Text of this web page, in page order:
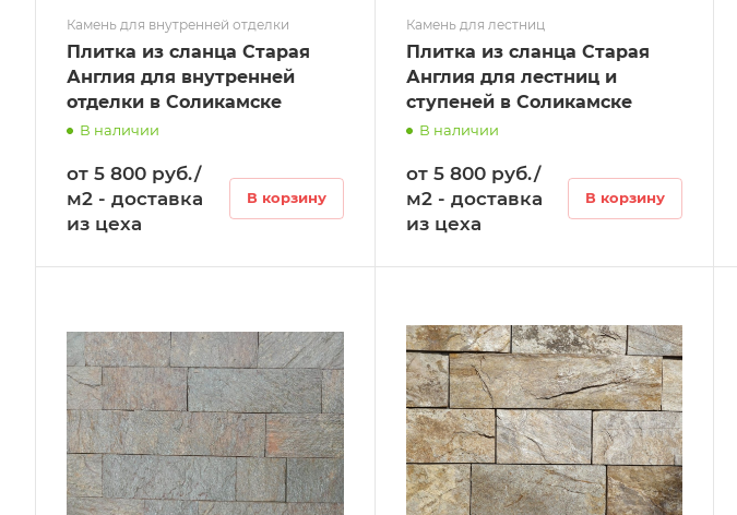
Камень для внутренней отделки
Плитка из сланца Старая
Англия для внутренней
отделки в Соликамске
В наличии
от 5 800 руб./
м2 - доставка
из цеха
В корзину
Камень для лестниц
Плитка из сланца Старая
Англия для лестниц и
ступеней в Соликамске
В наличии
от 5 800 руб./
м2 - доставка
из цеха
В корзину